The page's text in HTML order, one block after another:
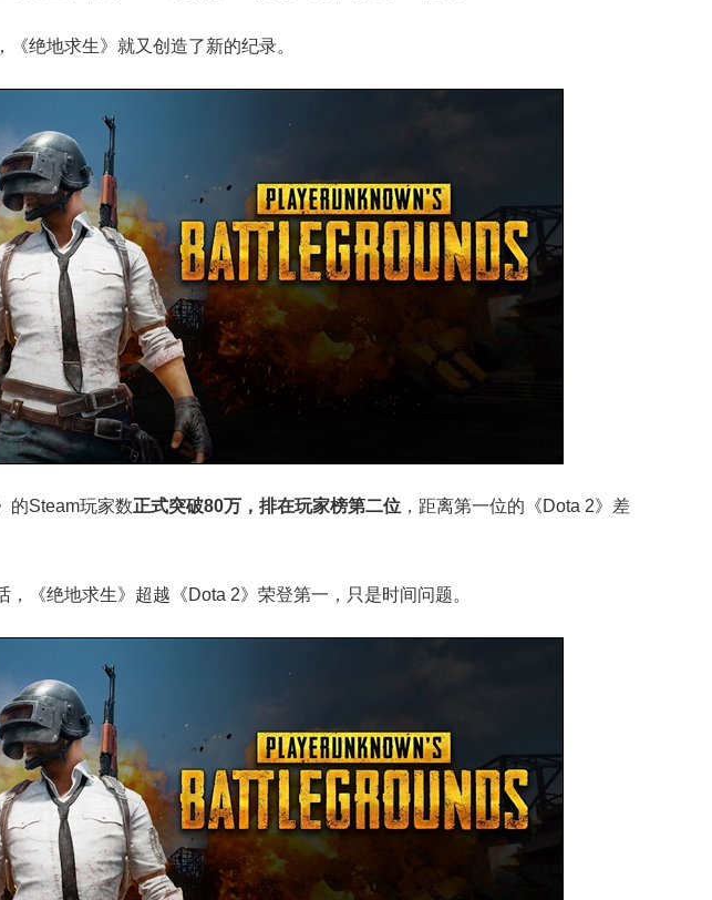
绝地求生》就又创造了新的纪录。
的Steam玩家数正式突破80万，排在玩家榜第二位 ，距离第一位的《Dota 2》差
，《绝地求生》超越《Dota 2》荣登第一，只是时间问题。